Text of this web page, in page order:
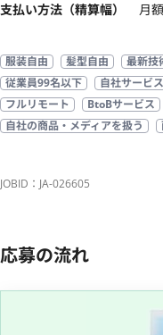
支払い方法（精算幅）
月
服装自由 髪型自由 最新技
従業員99名以下
自社サービ
フルリモート
BtoBサービス
自社の商品・メディアを扱う
JOBID：JA-026605
応募の流れ